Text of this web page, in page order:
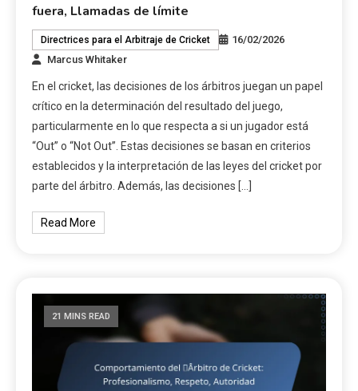
fuera, Llamadas de límite
Directrices para el Arbitraje de Cricket
16/02/2026
Marcus Whitaker
En el cricket, las decisiones de los árbitros juegan un papel
crítico en la determinación del resultado del juego,
particularmente en lo que respecta a si un jugador está
“Out” o “Not Out”. Estas decisiones se basan en criterios
establecidos y la interpretación de las leyes del cricket por
parte del árbitro. Además, las decisiones […]
Read More
21 MINS READ